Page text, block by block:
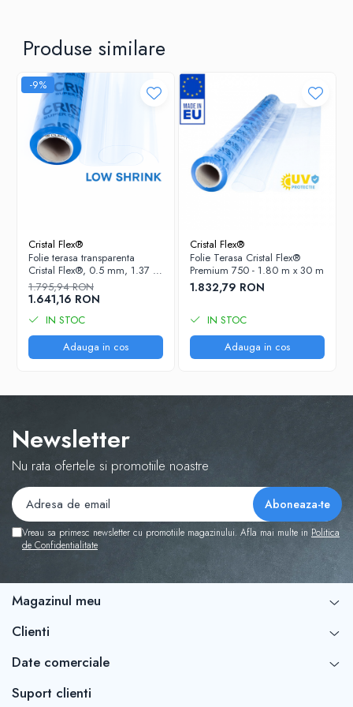
Produse similare
-9%
Cristal Flex®
Folie terasa transparenta
Cristal Flex®, 0.5 mm, 1.37 x
30 m LOW SHRINK - stabila
dimensional, contractie
minima
1.795,94 RON
1.641,16 RON
IN STOC
Adauga in cos
Cristal Flex®
Folie Terasa Cristal Flex®
Premium 750 - 1.80 m x 30 m
1.832,79 RON
IN STOC
Adauga in cos
Newsletter
Nu rata ofertele si promotiile noastre
Vreau sa primesc newsletter cu promotiile magazinului. Afla mai multe in Politica
de Confidentialitate
Magazinul meu
Clienti
Date comerciale
Suport clienti